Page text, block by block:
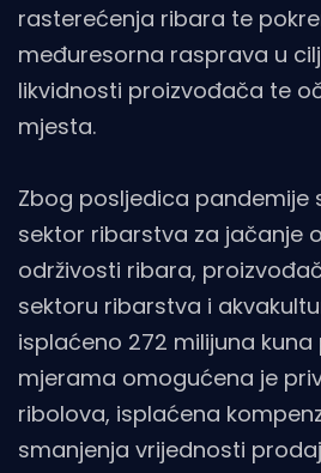
rasterećenja ribara te
međuresorna rasprava u
likvidnosti proizvođača te
mjesta.
Zbog posljedica pandemije
sektor ribarstva za jačanje
održivosti ribara,
sektoru ribarstva i
isplaćeno 272 milijuna
mjerama omogućena je
ribolova, isplaćena
smanjenja vrijednosti